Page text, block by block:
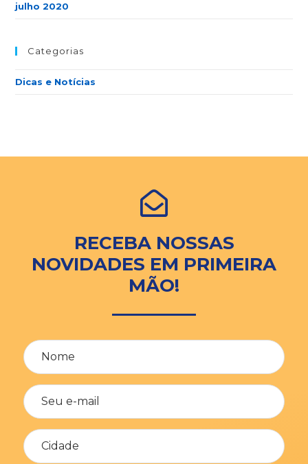
julho 2020
Categorias
Dicas e Notícias
RECEBA NOSSAS
NOVIDADES EM PRIMEIRA
MÃO!